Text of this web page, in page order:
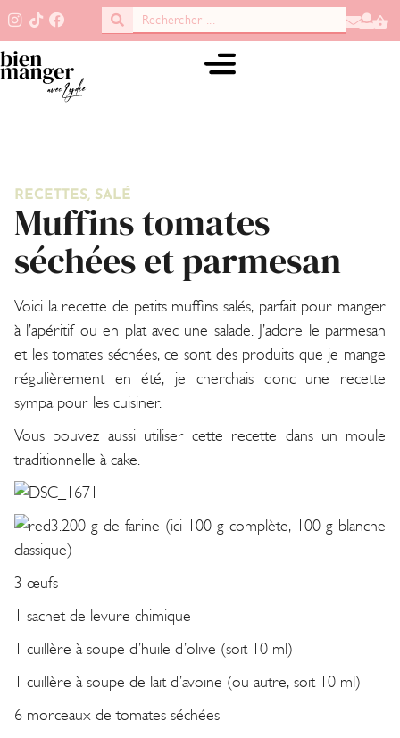
RECETTES, SALÉ
Muffins tomates
séchées et parmesan
Voici la recette de petits muffins salés, parfait pour manger
à l’apéritif ou en plat avec une salade. J’adore le parmesan
et les tomates séchées, ce sont des produits que je mange
régulièrement en été, je cherchais donc une recette
sympa pour les cuisiner.
Vous pouvez aussi utiliser cette recette dans un moule
traditionnelle à cake.
200 g de farine (ici 100 g complète, 100 g blanche
classique)
3 œufs
1 sachet de levure chimique
1 cuillère à soupe d’huile d’olive (soit 10 ml)
1 cuillère à soupe de lait d’avoine (ou autre, soit 10 ml)
6 morceaux de tomates séchées